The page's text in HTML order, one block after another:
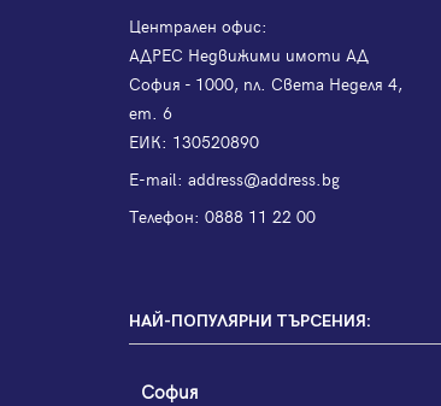
Централен офис:
АДРЕС Недвижими имоти АД
София - 1000, пл. Света Неделя 4,
ет. 6
ЕИК: 130520890
Е-mail: address@address.bg
Телефон: 0888 11 22 00
НАЙ-ПОПУЛЯРНИ ТЪРСЕНИЯ:
София